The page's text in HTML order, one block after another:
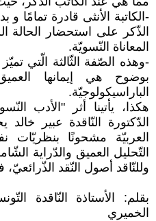
-الكاتبة الأنثى قادرة تمامًا
الذّكر على استحضار الحالة
المعاناة النّسويّة.
-وهذه الصّفة الثّالثة الّتي
بوضوح هي إيمانها العميق
الباراسيكولوجيّة.
هكذا، يأتينا أثر "الأدب
الدّكتورة النّاقدة عبير
العربيّة مشحونًا
التّحليل العميق والدّراية
وللنّاقد أصول النّقد الذّرائعيّ،
بقلم: الأستاذة النّاقدة
الخميري